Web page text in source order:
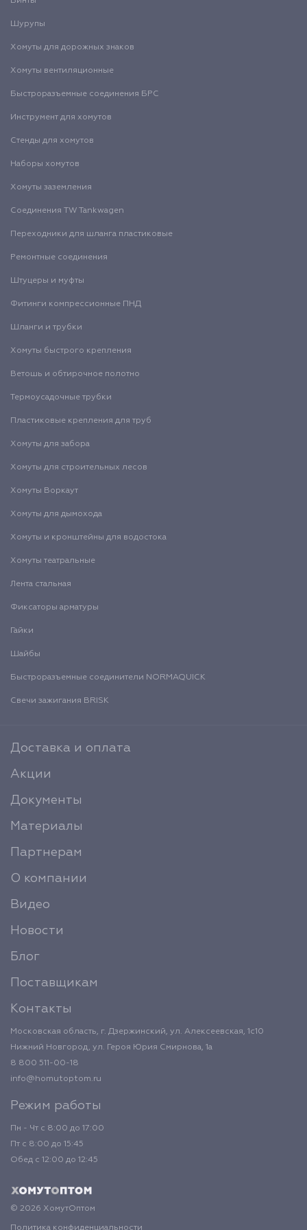
Шурупы
Хомуты для дорожных знаков
Хомуты вентиляционные
Быстроразъемные соединения БРС
Инструмент для хомутов
Стенды для хомутов
Наборы хомутов
Хомуты заземления
Соединения TW Tankwagen
Переходники для шланга пластиковые
Ремонтные соединения
Штуцеры и муфты
Фитинги компрессионные ПНД
Шланги и трубки
Хомуты быстрого крепления
Ветошь и обтирочное полотно
Термоусадочные трубки
Пластиковые крепления для труб
Хомуты для забора
Хомуты для строительных лесов
Хомуты Воркаут
Хомуты для дымохода
Хомуты и кронштейны для водостока
Хомуты театральные
Лента стальная
Фиксаторы арматуры
Гайки
Шайбы
Быстроразъемные соединители NORMAQUICK
Свечи зажигания BRISK
Доставка и оплата
Акции
Документы
Материалы
Партнерам
О компании
Видео
Новости
Блог
Поставщикам
Контакты
Московская область, г. Дзержинский, ул. Алексеевская, 1с10
Нижний Новгород, ул. Героя Юрия Смирнова, 1а
8 800 511-00-18
info@homutoptom.ru
Режим работы
Пн - Чт с 8:00 до 17:00
Пт с 8:00 до 15:45
Обед с 12:00 до 12:45
© 2026 ХомутОптом
Политика конфиденциальности